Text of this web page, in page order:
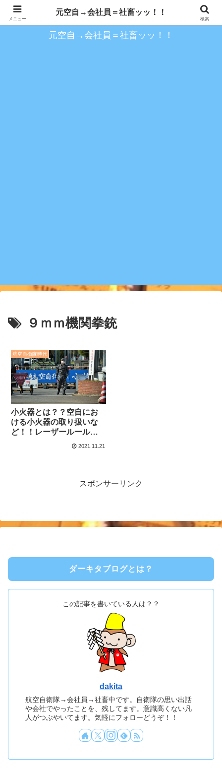
約１０年空自を務め、以降の会社員時代を歩く
元空自→会社員＝社畜ッッ！！
９ｍｍ機関拳銃
航空自衛隊時代
小火器とは？？空自にお
ける小火器の取り扱いな
ど！！レーザールール、
安全守則ついて！！
2021.11.21
スポンサーリンク
ダーキタブログとは？
この記事を書いている人は？？
dakita
航空自衛隊→会社員→社畜中です。自衛隊の思い出話
や会社でやったことを、残してます。意識高くない凡
人がつぶやいてます。気軽にフォローどうぞ！！
メニュー
元空自→会社員＝社畜ッッ！！
検索